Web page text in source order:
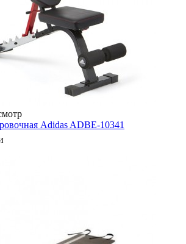
Adidas ADBE-10341